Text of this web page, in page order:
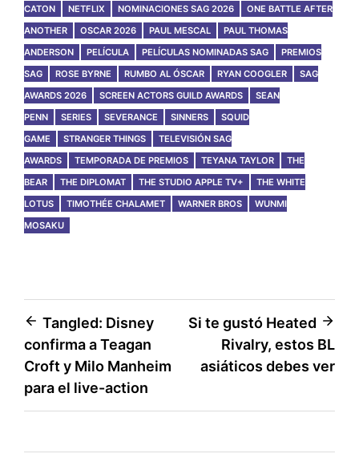
CATON
NETFLIX NOMINACIONES SAG 2026
ONE BATTLE AFTER
ANOTHER
OSCAR 2026 PAUL MESCAL
PAUL THOMAS
ANDERSON
PELÍCULA PELÍCULAS NOMINADAS SAG
PREMIOS
SAG
ROSE BYRNE RUMBO AL ÓSCAR RYAN COOGLER
SAG
AWARDS 2026
SCREEN ACTORS GUILD AWARDS
SEAN
PENN
SERIES SEVERANCE SINNERS
SQUID
GAME
STRANGER THINGS
TELEVISIÓN SAG
AWARDS
TEMPORADA DE PREMIOS TEYANA TAYLOR
THE
BEAR
THE DIPLOMAT THE STUDIO APPLE TV+
THE WHITE
LOTUS
TIMOTHÉE CHALAMET WARNER BROS
WUNMI
MOSAKU
Post
navigation
Tangled: Disney
confirma a Teagan
Croft y Milo Manheim
para el live-action
Si te gustó Heated
Rivalry, estos BL
asiáticos debes ver